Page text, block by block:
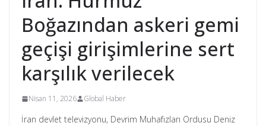
Boğazından askeri gemi
geçişi girişimlerine sert
karşılık verilecek
Nisan 11, 2026 Global Haber
İran devlet televizyonu, Devrim Muhafızları Ordusu Deniz